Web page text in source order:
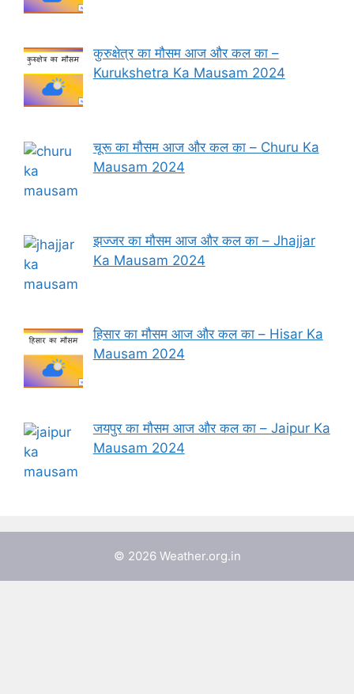
कुरुक्षेत्र का मौसम आज और कल का –
Kurukshetra Ka Mausam 2024
चूरू का मौसम आज और कल का – Churu Ka
Mausam 2024
झज्जर का मौसम आज और कल का – Jhajjar
Ka Mausam 2024
हिसार का मौसम आज और कल का – Hisar Ka
Mausam 2024
जयपुर का मौसम आज और कल का – Jaipur Ka
Mausam 2024
© 2026 Weather.org.in